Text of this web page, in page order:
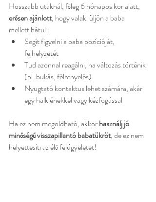
Hosszabb utaknál, főleg 6 hónapos kor alatt,
erősen ajánlott, hogy valaki üljön a baba
mellett hátul:
Segít figyelni a baba pozícióját,
fejhelyzetét
Tud azonnal reagálni, ha változás történik
(pl. bukás, félrenyelés)
Nyugtató kontaktus lehet számára, akár
egy halk énekkel vagy kézfogással
Ha ez nem megoldható, akkor használj jó
minőségű visszapillantó babatükröt, de ez nem
helyettesíti az élő felügyeletet!